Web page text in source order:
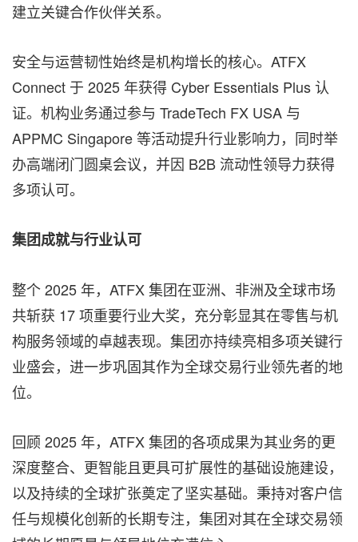
建立关键合作伙伴关系。
安全与运营韧性始终是机构增长的核心。ATFX
Connect 于 2025 年获得 Cyber Essentials Plus 认
证。机构业务通过参与 TradeTech FX USA 与
APPMC Singapore 等活动提升行业影响力，同时举
办高端闭门圆桌会议，并因 B2B 流动性领导力获得
多项认可。
集团成就与行业认可
整个 2025 年，ATFX 集团在亚洲、非洲及全球市场
共斩获 17 项重要行业大奖，充分彰显其在零售与机
构服务领域的卓越表现。集团亦持续亮相多项关键行
业盛会，进一步巩固其作为全球交易行业领先者的地
位。
回顾 2025 年，ATFX 集团的各项成果为其业务的更
深度整合、更智能且更具可扩展性的基础设施建设，
以及持续的全球扩张奠定了坚实基础。秉持对客户信
任与规模化创新的长期专注，集团对其在全球交易领